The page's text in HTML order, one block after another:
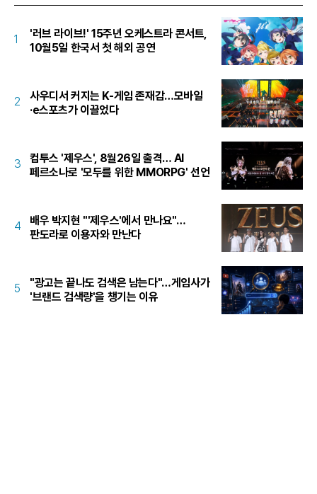
1
'러브 라이브!' 15주년 오케스트라 콘서트,
10월5일 한국서 첫 해외 공연
2
사우디서 커지는 K-게임 존재감…모바일
·e스포츠가 이끌었다
3
컴투스 '제우스', 8월26일 출격… AI
페르소나로 '모두를 위한 MMORPG' 선언
4
배우 박지현 "'제우스'에서 만나요"…
판도라로 이용자와 만난다
5
"광고는 끝나도 검색은 남는다"…게임사가
'브랜드 검색량'을 챙기는 이유